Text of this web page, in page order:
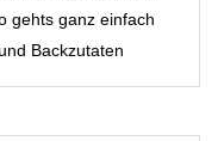
gehts ganz einfach
Backzutaten